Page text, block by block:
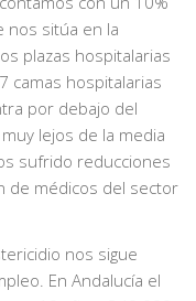
nos sitúa en la
plazas hospitalarias
camas hospitalarias
por debajo del
lejos de la media
sufrido reducciones
de médicos del sector
nos sigue
En Andalucía el